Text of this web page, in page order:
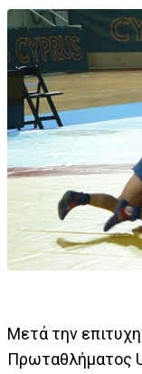
Μετά την
Πρωταθλήματος